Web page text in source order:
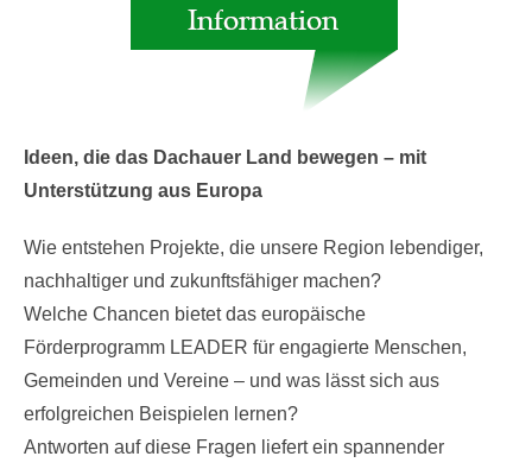
Ideen, die das Dachauer Land bewegen – mit
Unterstützung aus Europa
Wie entstehen Projekte, die unsere Region lebendiger,
nachhaltiger und zukunftsfähiger machen?
Welche Chancen bietet das europäische
Förderprogramm LEADER für engagierte Menschen,
Gemeinden und Vereine – und was lässt sich aus
erfolgreichen Beispielen lernen?
Antworten auf diese Fragen liefert ein spannender